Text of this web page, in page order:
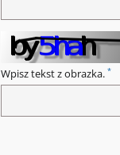
Wpisz tekst z obrazka. *